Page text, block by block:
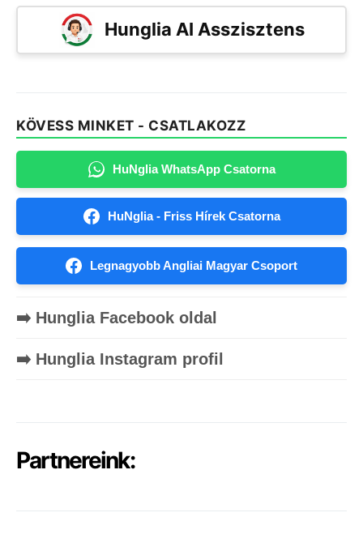
Hunglia AI Asszisztens
KÖVESS MINKET - CSATLAKOZZ
HuNglia WhatsApp Csatorna
HuNglia - Friss Hírek Csatorna
Legnagyobb Angliai Magyar Csoport
➡️ Hunglia Facebook oldal
➡️ Hunglia Instagram profil
Partnereink: